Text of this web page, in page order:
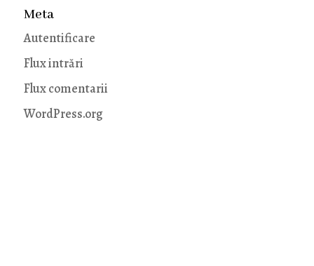
Meta
Autentificare
Flux intrări
Flux comentarii
WordPress.org